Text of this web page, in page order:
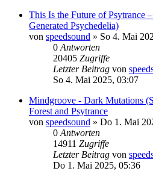
This Is the Future of Psytrance
Generated Psychedelia)
von speedsound » So 4. Mai
0 Antworten
20405 Zugriffe
Letzter Beitrag von
So 4. Mai 2025, 03:07
Mindgroove - Dark Mutations
Forest and Psytrance
von speedsound » Do 1. Mai
0 Antworten
14911 Zugriffe
Letzter Beitrag von
Do 1. Mai 2025, 05:36